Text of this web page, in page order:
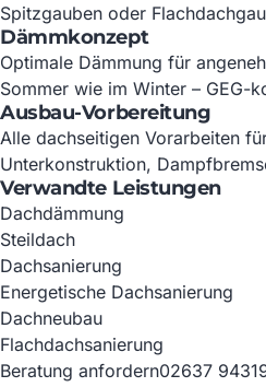
Spitzgauben oder
Dämmkonzept
Optimale Dämmung für
Sommer wie im Winter – GEG-
Ausbau-Vorbereitung
Alle dachseitigen Vorarbeiten
Unterkonstruktion,
Verwandte Leistungen
Dachdämmung
Steildach
Dachsanierung
Energetische Dachsanierung
Dachneubau
Flachdachsanierung
Beratung anfordern02637